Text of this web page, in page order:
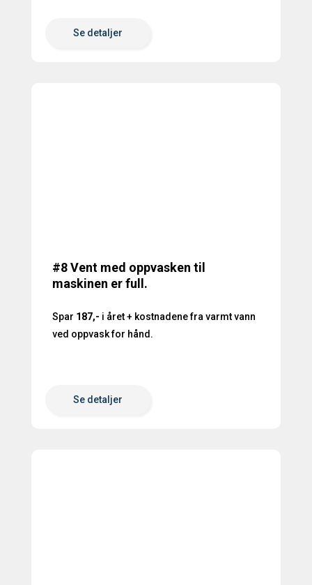
Se detaljer
#8 Vent med oppvasken til
maskinen er full.
Spar 187,- i året + kostnadene fra varmt vann
ved oppvask for hånd.
Se detaljer